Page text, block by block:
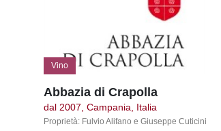
Vino
Abbazia di Crapolla
dal 2007, Campania, Italia
Proprietà: Fulvio Alifano e Giuseppe Cuticini